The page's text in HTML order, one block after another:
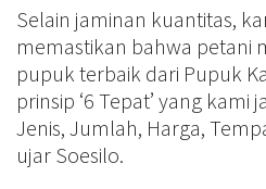
Selain jaminan kuantitas,
memastikan bahwa petani
pupuk terbaik dari Pupuk
prinsip ‘6 Tepat’ yang
Jenis, Jumlah, Harga,
ujar Soesilo.